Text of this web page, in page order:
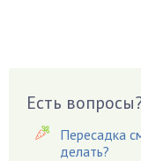
Вешенки
Виноград
Есть
Пересадка
делать?